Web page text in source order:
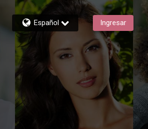
Español Ingresar